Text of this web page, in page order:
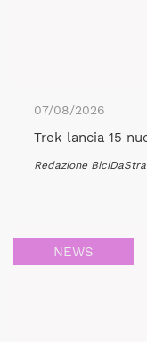
07/08/2026
Trek lancia 15
Redazione
NEWS